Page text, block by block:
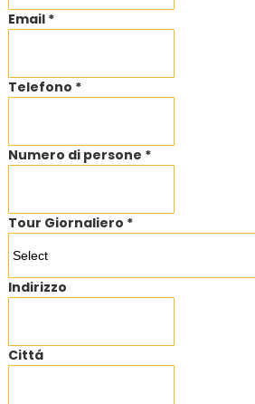
Email *
Telefono *
Numero di persone *
Tour Giornaliero *
Indirizzo
Cittá